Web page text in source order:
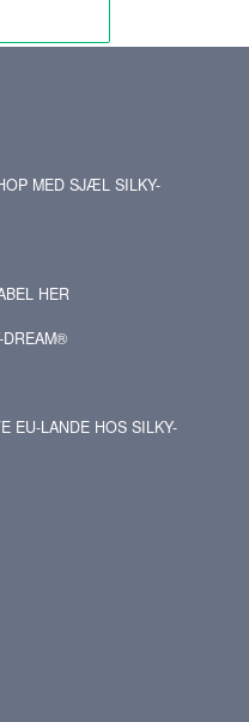
MED SJÆL SILKY-
HER
DREAM®
EU-LANDE HOS SILKY-